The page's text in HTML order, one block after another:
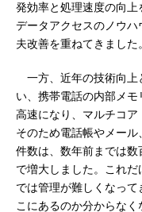
発効率と処理速度の向
データアクセスのノウ
夫改善を重ねてきました。
一方、近年の技術向上
い、携帯電話の内部メ
高速になり、マルチコア
そのため電話帳やメー
件数は、数年前までは数
で増大しました。これ
では管理が難しくなっ
こにあるのか分からな